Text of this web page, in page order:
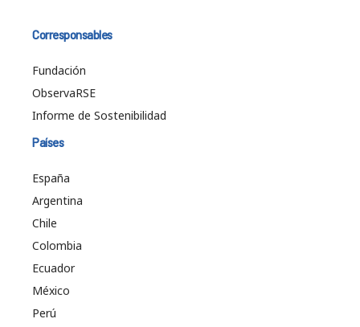
Corresponsables
Fundación
ObservaRSE
Informe de Sostenibilidad
Países
España
Argentina
Chile
Colombia
Ecuador
México
Perú